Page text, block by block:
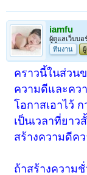
iamfu
ผู้ดูแลเว็บบอ
ทีมงาน
คราวนี้ในส่วน
ความดีและคว
โอกาสเอาไว้
เป็นเวลาที่ยา
สร้างความดีค
ถ้าสร้างความ